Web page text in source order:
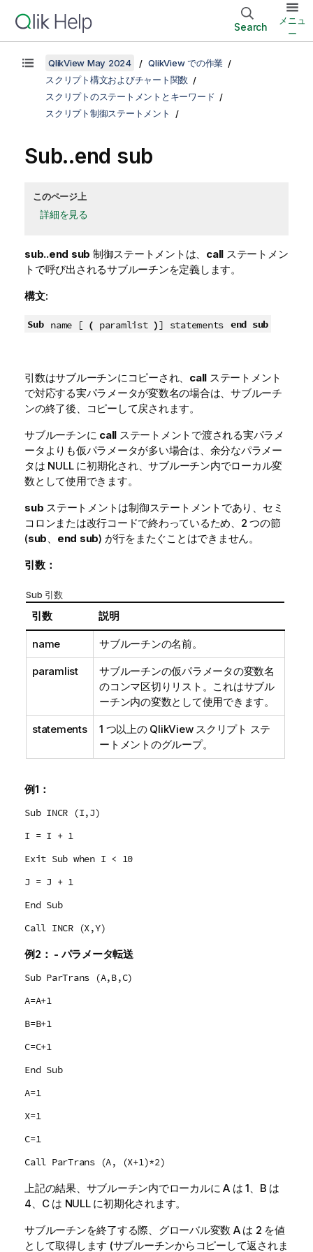
Search
メニュ
ー
QlikView May 2024
QlikView での作業
スクリプト構文およびチャート関数
スクリプトのステートメントとキーワード
スクリプト制御ステートメント
Sub..end sub
このページ上
詳細を見る
sub..end sub 制御ステートメントは、 call ステートメン
トで呼び出されるサブルーチンを定義します。
構文:
Sub name [ ( paramlist )] statements end sub
引数はサブルーチンにコピーされ、 call ステートメント
で対応する実パラメータが変数名の場合は、サブルーチ
ンの終了後、コピーして戻されます。
サブルーチンに call ステートメントで渡される実パラメ
ータよりも仮パラメータが多い場合は、余分なパラメー
タは NULLに初期化され、サブルーチン内でローカル変
数として使用できます。
sub ステートメントは制御ステートメントであり、セミ
コロンまたは改行コードで終わっているため、2 つの節
(sub end sub) が行をまたぐことはできません。
引数：
Sub 引数
引数 説明
name サブルーチンの名前。
paramlist
サブルーチンの仮パラメータの変数名
のコンマ区切りリスト。これはサブル
ーチン内の変数として使用できます。
statements 1 つ以上の QlikViewスクリプト ステ
ートメントのグループ。
例1：
Sub INCR (I,J)
I = I + 1
Exit Sub when I < 10
J = J + 1
End Sub
Call INCR (X,Y)
例2： - パラメータ転送
Sub ParTrans (A,B,C)
A=A+1
B=B+1
C=C+1
End Sub
A=1
X=1
C=1
Call ParTrans (A, (X+1)*2)
上記の結果、サブルーチン内でローカルに A は 1、B は
4、C は NULLに初期化されます。
サブルーチンを終了する際、グローバル変数 A は 2 を値
として取得します (サブルーチンからコピーして返されま